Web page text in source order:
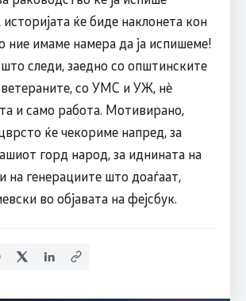
историјата ќе биде наклонета кон
ние имаме намера да ја испишеме!
следи, заедно со општинските
со УМС и УЖ, нè
и само работа. Мотивирано,
ќе чекориме напред, за
горд народ, за иднината на
на генерациите што доаѓаат,
во објавата на фејсбук.